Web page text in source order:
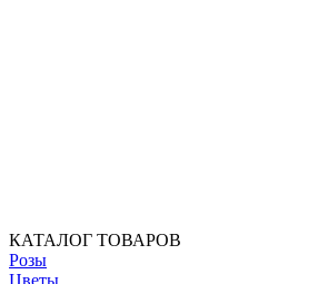
КАТАЛОГ ТОВАРОВ
Розы
Цветы